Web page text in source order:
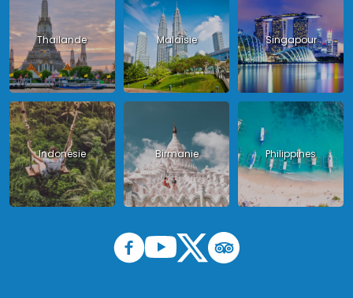
Thailande Malaisie Singapour
Indonésie Birmanie Philippines